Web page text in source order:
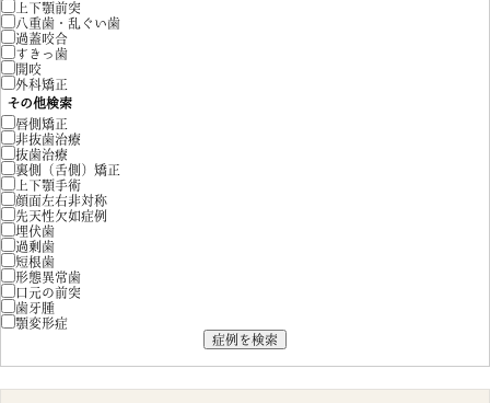
上下顎前突
八重歯・乱ぐい歯
過蓋咬合
すきっ歯
開咬
外科矯正
その他検索
唇側矯正
非抜歯治療
抜歯治療
裏側（舌側）矯正
上下顎手術
顔面左右非対称
先天性欠如症例
埋伏歯
過剰歯
短根歯
形態異常歯
口元の前突
歯牙腫
顎変形症